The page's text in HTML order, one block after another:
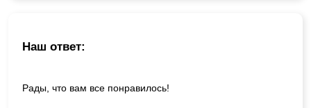
Наш ответ:
Рады, что вам все понравилось!